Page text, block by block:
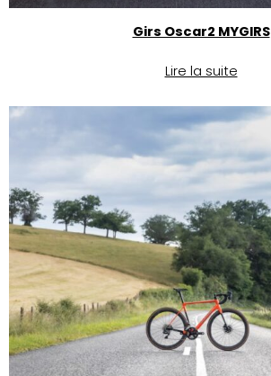
Girs Oscar2 MYGIRS
Lire la suite